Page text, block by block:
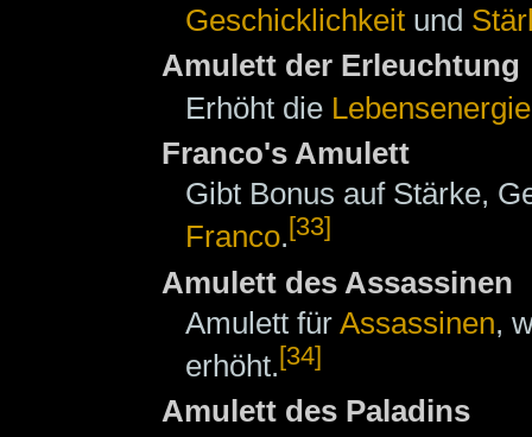
Geschicklichkeit und
Amulett der Erleuchtung
Erhöht die Lebensenergie
Franco's Amulett
Gibt Bonus auf Stärke,
Franco. [33]
Amulett des Assassinen
Amulett für Assassinen,
erhöht.[34]
Amulett des Paladins